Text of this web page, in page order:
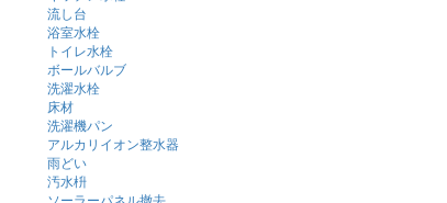
流し台
浴室水栓
トイレ水栓
ボールバルブ
洗濯水栓
床材
洗濯機パン
アルカリイオン整水器
雨どい
汚水枡
ソーラーパネル撤去